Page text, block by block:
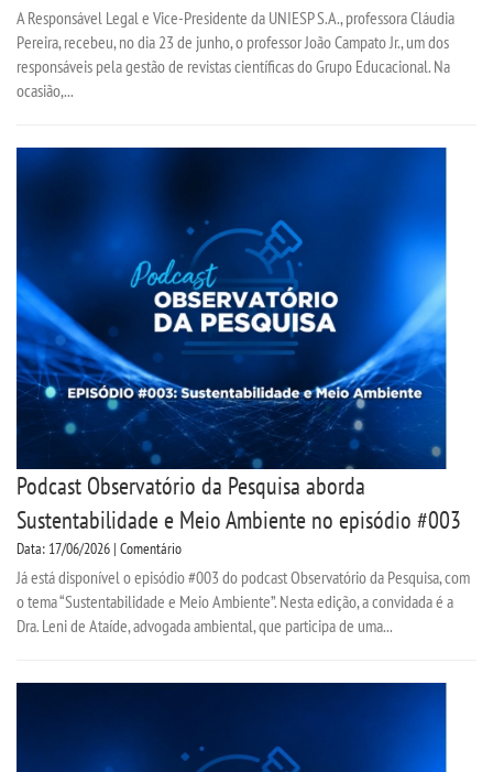
OUVIDORIA
A Responsável Legal e Vice-Presidente da UNIESP S.A., professora Cláudia
Pereira, recebeu, no dia 23 de junho, o professor João Campato Jr., um dos
responsáveis pela gestão de revistas científicas do Grupo Educacional. Na
ocasião,...
Podcast Observatório da Pesquisa aborda
Sustentabilidade e Meio Ambiente no episódio #003
Data: 17/06/2026 | Comentário
Já está disponível o episódio #003 do podcast Observatório da Pesquisa, com
o tema “Sustentabilidade e Meio Ambiente”. Nesta edição, a convidada é a
Dra. Leni de Ataíde, advogada ambiental, que participa de uma...